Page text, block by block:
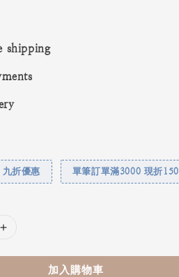
shipping
折優惠 單筆訂單滿3000 現折150
加入購物車